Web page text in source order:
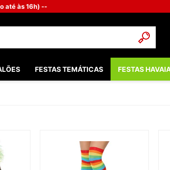
até às 16h) --
FESTAS TEMÁTICAS
BATISMO & COMUNHÃO
FESTAS